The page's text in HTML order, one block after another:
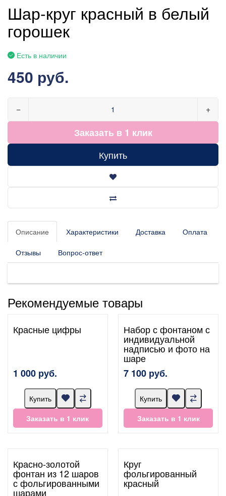
Шар-круг красный в белый
горошек
Есть в наличии
450 руб.
− +
Заказать в 1 клик
Купить
Описание Характеристики Доставка Оплата
Отзывы Вопрос-ответ
Рекомендуемые товары
Красные цифры
1 000 руб.
Купить
Заказать в 1 клик
Набор с фонтаном с
индивидуальной
надписью и фото на
шаре
7 100 руб.
Купить
Заказать в 1 клик
Красно-золотой
фонтан из 12 шаров
с фольгированными
шарами
Круг
фольгированный
красный